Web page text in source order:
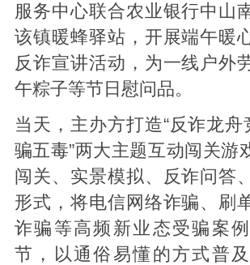
服务中心联合农业银行中山
该镇暖蜂驿站，开展端午暖
反诈宣讲活动，为一线户外
午粽子等节日慰问品。
当天，主办方打造“反诈龙舟
骗五毒”两大主题互动闯关游
闯关、实景模拟、反诈问答
形式，将电信网络诈骗、刷
诈骗等高频新业态受骗案
节，以通俗易懂的方式普